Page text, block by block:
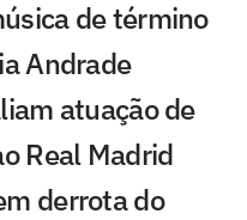
de término
Andrade
atuação de
Real Madrid
derrota do